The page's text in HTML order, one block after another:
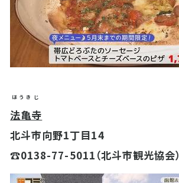
法亀寺
ほうきじ
北斗市向野1丁目14
☎0138-77-5011（北斗市観光協会）